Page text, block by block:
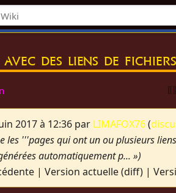
avec des liens de
2017 à 12:36 par LIMAFOX76(
les '''pages qui ont un ou plusieurs
automatiquement p... »)
| Version actuelle (diff) |